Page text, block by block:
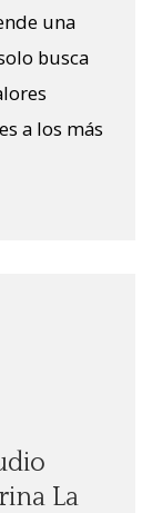
una
busca
a los más
La